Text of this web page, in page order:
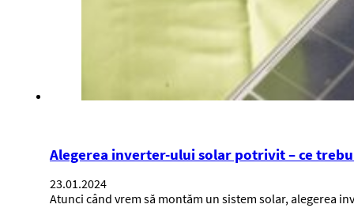
Alegerea inverter-ului solar potrivit – ce
23.01.2024
Atunci când vrem să montăm un sistem solar, alegerea